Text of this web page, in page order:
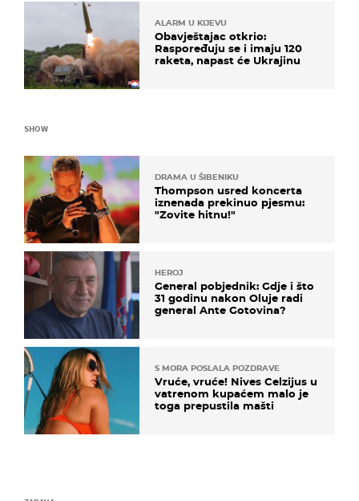
ALARM U KIJEVU
Obavještajac otkrio:
Raspoređuju se i imaju 120
raketa, napast će Ukrajinu
SHOW
DRAMA U ŠIBENIKU
Thompson usred koncerta
iznenada prekinuo pjesmu:
"Zovite hitnu!"
HEROJ
General pobjednik: Gdje i što
31 godinu nakon Oluje radi
general Ante Gotovina?
S MORA POSLALA POZDRAVE
Vruće, vruće! Nives Celzijus u
vatrenom kupaćem malo je
toga prepustila mašti